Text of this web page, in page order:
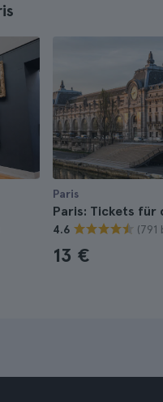
Paris
Paris: Tickets für
4.6 (791
13 €